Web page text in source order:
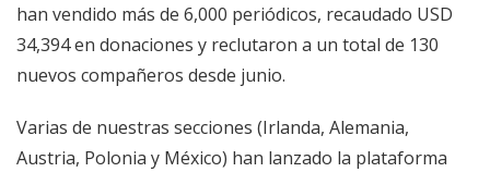
han vendido más de 6,000 periódicos, recaudado USD
34,394 en donaciones y reclutaron a un total de 130
nuevos compañeros desde junio.
Varias de nuestras secciones (Irlanda, Alemania,
Austria, Polonia y México) han lanzado la plataforma